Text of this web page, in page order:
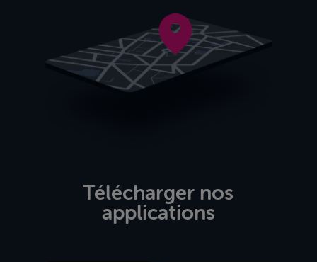
Télécharger nos
applications